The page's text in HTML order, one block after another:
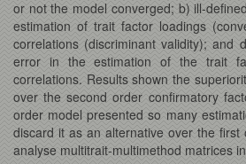
or not the model converged; b) ill-
estimation of trait factor loadings
correlations (discriminant validity); and
error in the estimation of the trait
correlations. Results shown the
over the second order confirmatory
order model presented so many
discard it as an alternative over the
analyse multitrait-multimethod matrices